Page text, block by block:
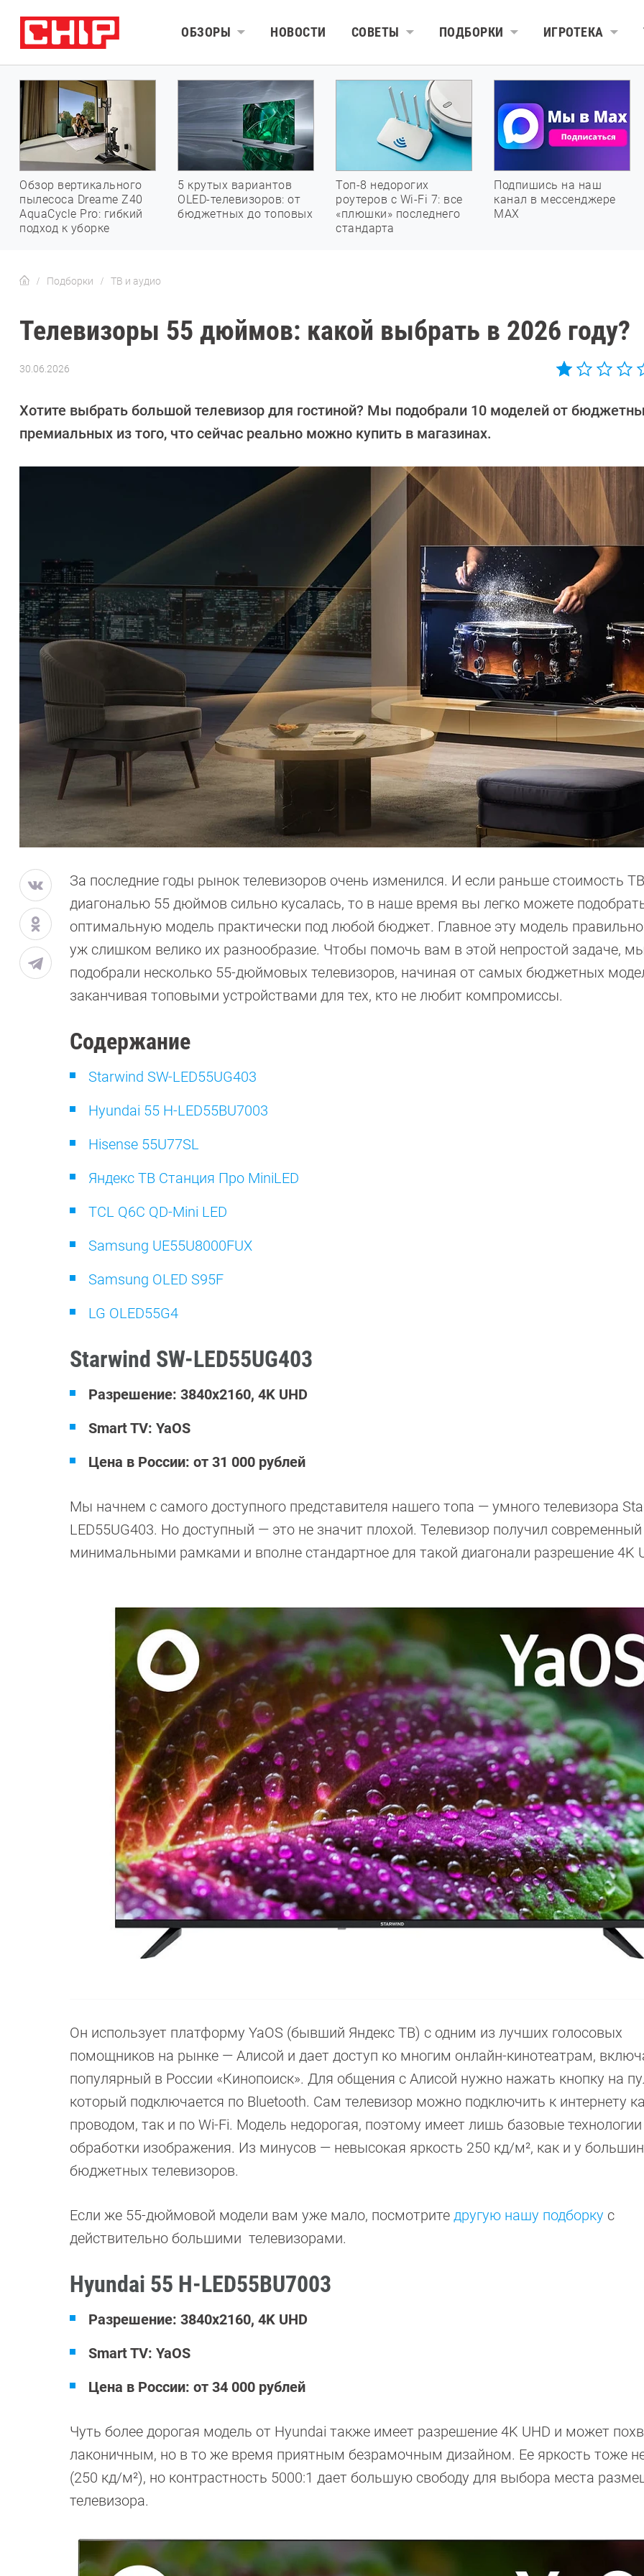
ОБЗОРЫ НОВОСТИ СОВЕТЫ ПОДБОРКИ ИГРОТЕКА
Обзор вертикального
пылесоса Dreame Z40
AquaCycle Pro: гибкий
подход к уборке
5 крутых вариантов
OLED-телевизоров: от
бюджетных до топовых
Топ-8 недорогих
роутеров с Wi-Fi 7: все
«плюшки» последнего
стандарта
Подпишись на наш
канал в мессенджере
МАХ
Подборки ТВ и аудио
Телевизоры 55 дюймов: какой выбрать в 2026 году?
30.06.2026
Иванов
Хотите выбрать большой телевизор для гостиной? Мы подобрали 10 моделей от
премиальных из того, что сейчас реально можно купить в магазинах.
За последние годы рынок телевизоров очень изменился. И если раньше стоимость
диагональю 55 дюймов сильно кусалась, то в наше время вы легко можете
оптимальную модель практически под любой бюджет. Главное эту модель
уж слишком велико их разнообразие. Чтобы помочь вам в этой непростой задаче,
подобрали несколько 55-дюймовых телевизоров, начиная от самых бюджетных
заканчивая топовыми устройствами для тех, кто не любит компромиссы.
Содержание
Starwind SW-LED55UG403
Hyundai 55 H-LED55BU7003
Hisense 55U77SL
Яндекс ТВ Станция Про MiniLED
TCL Q6C QD-Mini LED
Samsung UE55U8000FUX
Samsung OLED S95F
LG OLED55G4
Starwind SW-LED55UG403
Разрешение: 3840x2160, 4K UHD
Smart TV: YaOS
Цена в России: от 31 000 рублей
Мы начнем с самого доступного представителя нашего топа — умного телевизора
LED55UG403. Но доступный — это не значит плохой. Телевизор получил
минимальными рамками и вполне стандартное для такой диагонали разрешение 4K
Он использует платформу YaOS (бывший Яндекс ТВ) с одним из лучших голосовых
помощников на рынке — Алисой и дает доступ ко многим онлайн-кинотеатрам,
популярный в России «Кинопоиск». Для общения с Алисой нужно нажать кнопку на
который подключается по Bluetooth. Сам телевизор можно подключить к интернету
проводом, так и по Wi-Fi. Модель недорогая, поэтому имеет лишь базовые технологии
обработки изображения. Из минусов — невысокая яркость 250 кд/м², как и у
бюджетных телевизоров.
Если же 55-дюймовой модели вам уже мало, посмотрите другую нашу подборку с
действительно большими телевизорами.
Hyundai 55 H-LED55BU7003
Разрешение: 3840x2160, 4K UHD
Smart TV: YaOS
Цена в России: от 34 000 рублей
Чуть более дорогая модель от Hyundai также имеет разрешение 4K UHD и может
лаконичным, но в то же время приятным безрамочным дизайном. Ее яркость тоже
(250 кд/м²), но контрастность 5000:1 дает большую свободу для выбора места
телевизора.